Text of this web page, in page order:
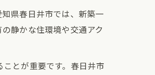
県春日井市では、新築一
静かな住環境や交通アク
とが重要です。春日井市